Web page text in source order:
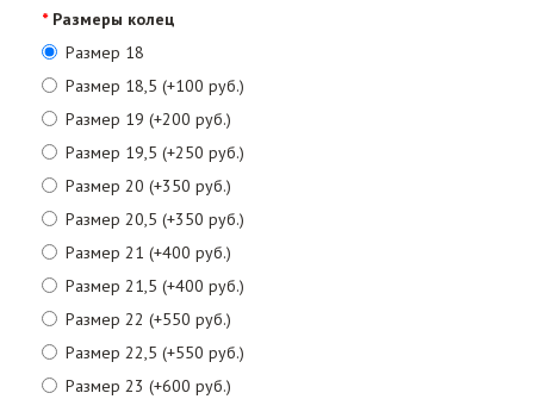
Размеры колец
Размер 18
Размер 18,5 (+100 руб.)
Размер 19 (+200 руб.)
Размер 19,5 (+250 руб.)
Размер 20 (+350 руб.)
Размер 20,5 (+350 руб.)
Размер 21 (+400 руб.)
Размер 21,5 (+400 руб.)
Размер 22 (+550 руб.)
Размер 22,5 (+550 руб.)
Размер 23 (+600 руб.)